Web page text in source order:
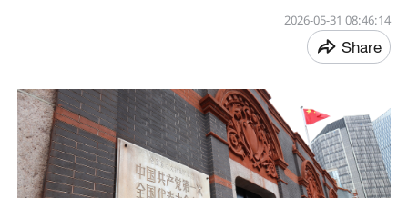
08:46:14 2026-05-31
Share